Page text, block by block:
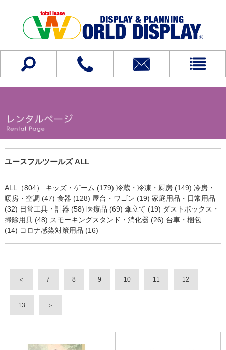
ユースフルツールズ ALL
ALL（804） キッズ・ゲーム (179) 冷蔵・冷凍・厨房 (149) 冷房・
暖房・空調 (47) 食器 (128) 屋台・ワゴン (19) 家庭用品・日常用品
(32) 日常工具・計器 (58) 医療品 (69) 傘立て (19) ダストボックス・
掃除用具 (48) スモーキングスタンド・消化器 (26) 台車・梱包
(14) コロナ感染対策用品 (16)
＜ 7 8 9 10 11 12
13 ＞